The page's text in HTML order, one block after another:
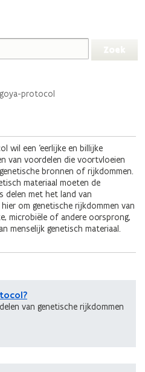
gaanprotocol
wil een ‘eerlijke en billijke
van voordelen die voortvloeien
bronnen of rijkdommen.
materiaal moeten de
delen met het land van
om genetische rijkdommen van
microbiële of andere oorsprong,
menselijk genetisch materiaal.
van genetische rijkdommen